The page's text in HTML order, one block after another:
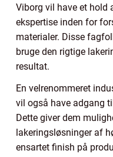
Viborg vil have et hold
ekspertise inden for
materialer. Disse
bruge den rigtige
resultat.
En velrenommeret
vil også have adgang
Dette giver dem
lakeringsløsninger af
ensartet finish på